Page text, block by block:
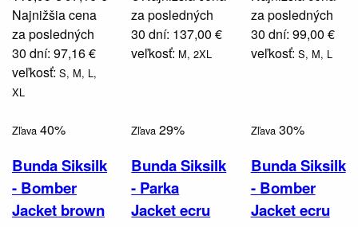
Najnižšia cena
za posledných
30 dní: 97,16 €
veľkosť: S, M, L,
XL
za posledných
30 dní: 137,00 €
veľkosť: M, 2XL
za posledných
30 dní: 99,00 €
veľkosť: S, M, L
Zľava 40%
Bunda Siksilk
- Bomber
Jacket brown
Zľava 29%
Bunda Siksilk
- Parka
Jacket ecru
Zľava30%
Bunda Siksilk
- Bomber
Jacket ecru